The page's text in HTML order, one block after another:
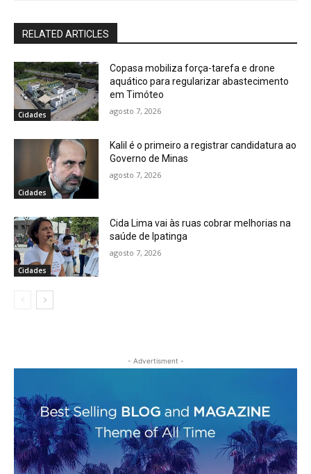
RELATED ARTICLES
Cidades
Copasa mobiliza força-tarefa e drone
aquático para regularizar abastecimento
em Timóteo
agosto 7, 2026
Cidades
Kalil é o primeiro a registrar candidatura ao
Governo de Minas
agosto 7, 2026
Cidades
Cida Lima vai às ruas cobrar melhorias na
saúde de Ipatinga
agosto 7, 2026
- Advertisment -